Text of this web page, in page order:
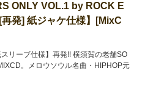
ONLY VOL.1 by ROCK E
発] 紙ジャケ仕様】[MixC
リーブ仕様】再発!! 横須賀の老舗SO
。メロウソウル名曲・HIPHOP元